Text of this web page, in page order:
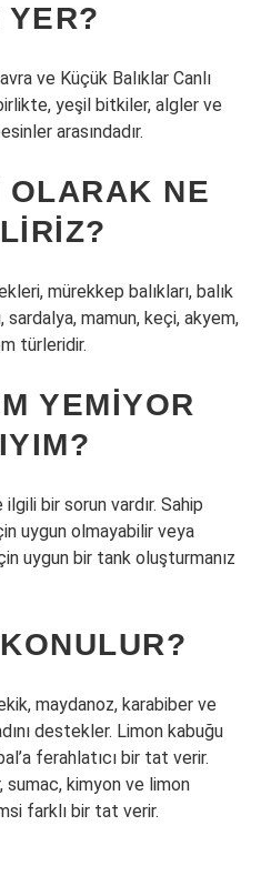
YER?
ve Küçük Balıklar Canlı
yeşil bitkiler, algler ve
arasındadır.
NE
mürekkep balıkları, balık
sardalya, mamun, keçi, akyem,
türleridir.
YEMIYOR
bir sorun vardır. Sahip
uygun olmayabilir veya
uygun bir tank oluşturmanız
maydanoz, karabiber ve
destekler. Limon kabuğu
ferahlatıcı bir tat verir.
sumac, kimyon ve limon
farklı bir tat verir.